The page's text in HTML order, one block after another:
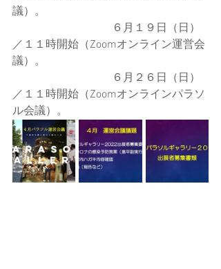
議）。
６月１９日（日）
／１１時開始（Zoomオンライン運営会
議）。
６月２６日（日）
／１１時開始（Zoomオンラインパラソ
ル会議）。